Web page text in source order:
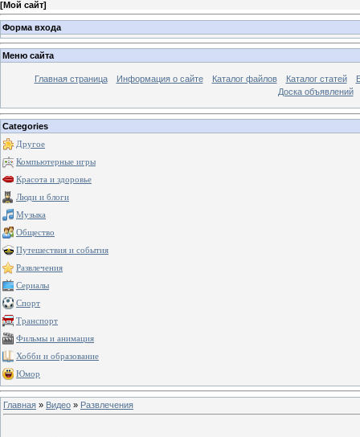
[Мой сайт]
Форма входа
Меню сайта
Главная страница Информация о сайте Каталог файлов Каталог статей
Доска объявлений
Categories
Другое
Компьютерные игры
Красота и здоровье
Люди и блоги
Музыка
Общество
Путешествия и события
Развлечения
Сериалы
Спорт
Транспорт
Фильмы и анимация
Хобби и образование
Юмор
Главная » Видео » Развлечения